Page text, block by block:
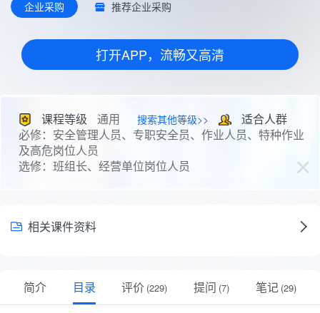
企业采购 推荐企业采购
打开APP，流畅又高清
课程等级 通用 搜索其他等级>>
适合人群
必修：安全管理人员、专职安全员、作业人员、特种作业
及高危岗位人员
选修：班组长、经营单位岗位人员
相关课件资料
简介 目录 评价 (229) 提问 (7) 笔记 (29)